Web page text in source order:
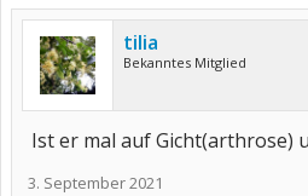
tilia
Bekanntes Mitglied
Ist er mal auf Gicht(arthrose)
3. September 2021